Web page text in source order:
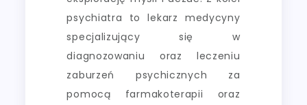
psychiatra to lekarz medycyny
specjalizujący się w
diagnozowaniu oraz leczeniu
zaburzeń psychicznych za
pomocą farmakoterapii oraz